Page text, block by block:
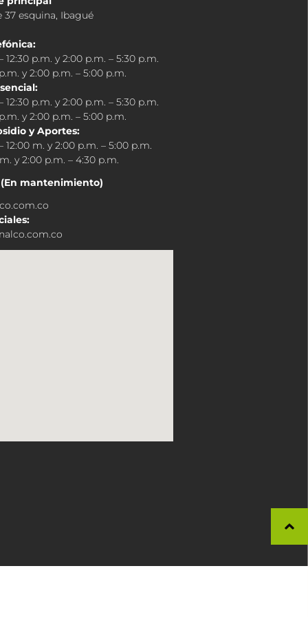
37 esquina, Ibagué
12:30 p.m. y 2:00 p.m. – 5:30 p.m.
y 2:00 p.m. – 5:00 p.m.
12:30 p.m. y 2:00 p.m. – 5:30 p.m.
y 2:00 p.m. – 5:00 p.m.
y Aportes:
12:00 m. y 2:00 p.m. – 5:00 p.m.
y 2:00 p.m. – 4:30 p.m.
(En mantenimiento)